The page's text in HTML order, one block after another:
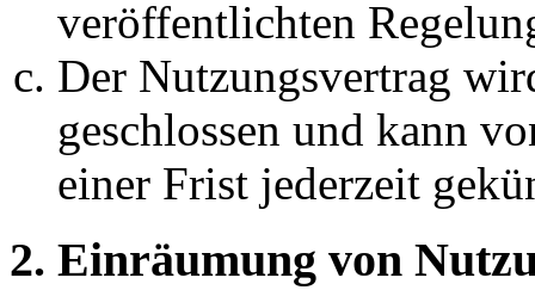
veröffentlichten
Der Nutzungsvertrag
geschlossen und kann
einer Frist jederzeit
2. Einräumung von